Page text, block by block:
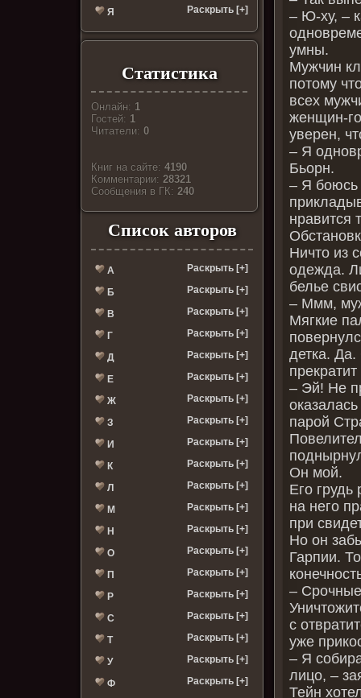
Я Раскрыть [+]
Статистика
Онлайн: 1
Гостей: 1
Читатели:0
Книг на сайте:4190
Комментарии:28321
Cообщения в ГК:240
Список авторов
А Раскрыть [+]
Б Раскрыть [+]
В Раскрыть [+]
Г Раскрыть [+]
Д Раскрыть [+]
Е Раскрыть [+]
Ж Раскрыть [+]
З Раскрыть [+]
И Раскрыть [+]
К Раскрыть [+]
Л Раскрыть [+]
М Раскрыть [+]
Н Раскрыть [+]
О Раскрыть [+]
П Раскрыть [+]
Р Раскрыть [+]
С Раскрыть [+]
Т Раскрыть [+]
У Раскрыть [+]
Ф Раскрыть [+]
– Ю-ху, –
умны.
Мужчин
потому
всех
женщин-
уверен,
– Я
Бьорн.
– Я боюсь
нравится
Ничто из
одежда.
белье
– Ммм,
Мягкие
детка.
– Эй! Не
парой
Он мой.
Его грудь
на него
при
Но он
Гарпии.
–
с
уже
– Я
лицо, –
Тейн